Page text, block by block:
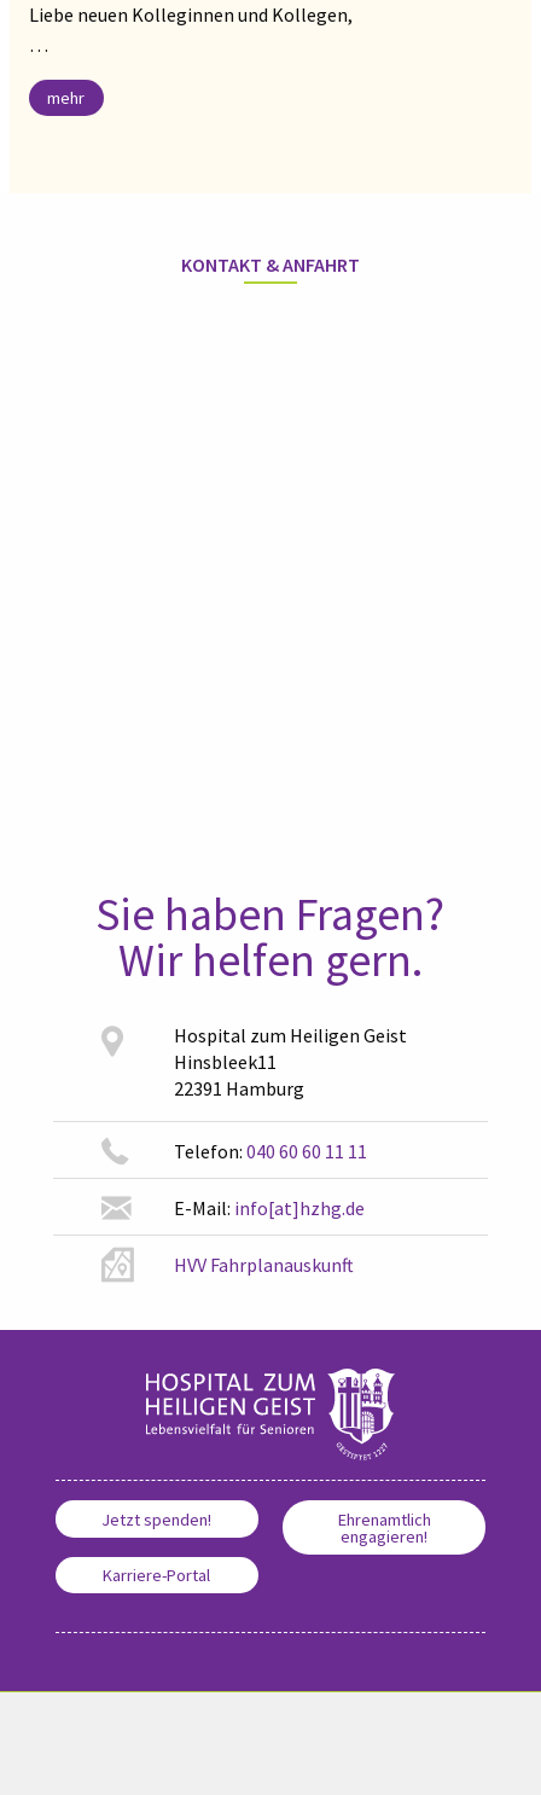
Liebe neuen Kolleginnen und Kollegen,
…
mehr
KONTAKT & ANFAHRT
Sie haben Fragen?
Wir helfen gern.
Hospital zum Heiligen Geist
Hinsbleek11
22391 Hamburg
Telefon: 040 60 60 11 11
E-Mail: info[at]hzhg.de
HVV Fahrplanauskunft
Jetzt spenden!
Karriere-Portal
Ehrenamtlich
engagieren!